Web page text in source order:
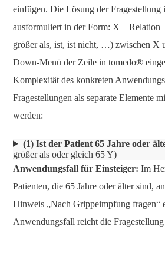
einfügen. Die Lösung der Fragestellung
ausformuliert in der Form: X – Relation
größer als, ist, ist nicht, …) zwischen X
Down-Menü der Zeile in tomedo®
Komplexität des konkreten
Fragestellungen als separate Elemente
werden:
(1) Ist der Patient 65 Jahre oder
größer als oder gleich 65 Y)
Anwendungsfall für Einsteiger: Im
Patienten, die 65 Jahre oder älter sind,
Hinweis „Nach Grippeimpfung fragen“
Anwendungsfall reicht die